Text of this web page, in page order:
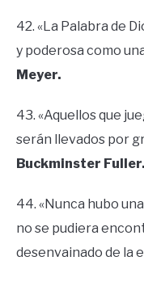
42. «La Palabra de
y poderosa como
Meyer.
43. «Aquellos que
serán llevados por
Buckminster Fuller.
44. «Nunca hubo
no se pudiera
desenvainado de la